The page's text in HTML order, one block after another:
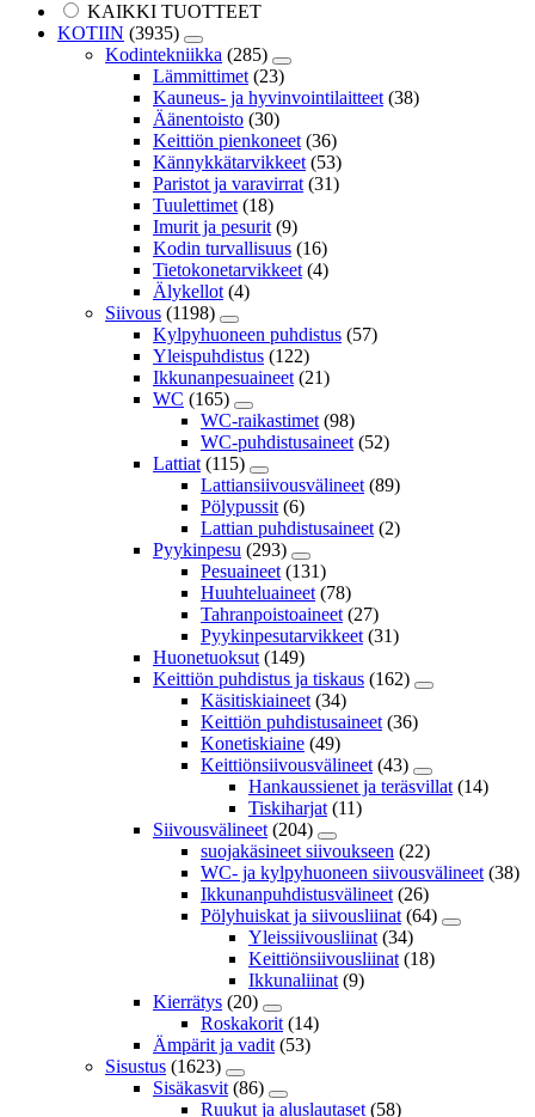
KAIKKI TUOTTEET
KOTIIN (3935)
Kodintekniikka (285)
Lämmittimet (23)
Kauneus- ja hyvinvointilaitteet (38)
Äänentoisto (30)
Keittiön pienkoneet (36)
Kännykkätarvikkeet (53)
Paristot ja varavirrat (31)
Tuulettimet (18)
Imurit ja pesurit (9)
Kodin turvallisuus (16)
Tietokonetarvikkeet (4)
Älykellot (4)
Siivous (1198)
Kylpyhuoneen puhdistus (57)
Yleispuhdistus (122)
Ikkunanpesuaineet (21)
WC (165)
WC-raikastimet (98)
WC-puhdistusaineet (52)
Lattiat (115)
Lattiansiivousvälineet (89)
Pölypussit (6)
Lattian puhdistusaineet (2)
Pyykinpesu (293)
Pesuaineet (131)
Huuhteluaineet (78)
Tahranpoistoaineet (27)
Pyykinpesutarvikkeet (31)
Huonetuoksut (149)
Keittiön puhdistus ja tiskaus (162)
Käsitiskiaineet (34)
Keittiön puhdistusaineet (36)
Konetiskiaine (49)
Keittiönsiivousvälineet (43)
Hankaussienet ja teräsvillat (14)
Tiskiharjat (11)
Siivousvälineet (204)
suojakäsineet siivoukseen (22)
WC- ja kylpyhuoneen siivousvälineet (38)
Ikkunanpuhdistusvälineet (26)
Pölyhuiskat ja siivousliinat (64)
Yleissiivousliinat (34)
Keittiönsiivousliinat (18)
Ikkunaliinat (9)
Kierrätys (20)
Roskakorit (14)
Ämpärit ja vadit (53)
Sisustus (1623)
Sisäkasvit (86)
Ruukut ja aluslautaset (58)